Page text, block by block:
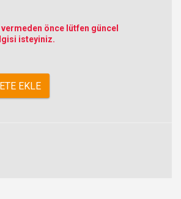
önce lütfen güncel
isteyiniz.
EKLE